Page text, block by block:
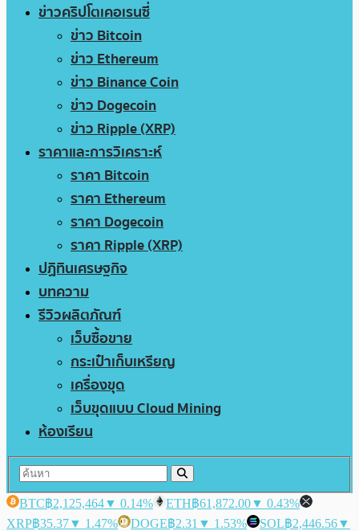
ข่าวคริปโตเคอเรนซี่
ข่าว Bitcoin
ข่าว Ethereum
ข่าว Binance Coin
ข่าว Dogecoin
ข่าว Ripple (XRP)
ราคาและการวิเคราะห์
ราคา Bitcoin
ราคา Ethereum
ราคา Dogecoin
ราคา Ripple (XRP)
ปฏิทินเศรษฐกิจ
บทความ
รีวิวผลิตภัณฑ์
เว็บซื้อขาย
กระเป๋าเก็บเหรียญ
เครื่องขุด
เว็บขุดแบบ Cloud Mining
ห้องเรียน
BTC฿2,125,464▼ 0.14% ETH฿61,872.00▼ 0.43%
XRP฿35.37▼ 1.47% DOGE฿2.31 ▼ 1.53% SOL฿2,446.56▼